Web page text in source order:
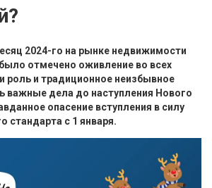
2024-го на рынке недвижимости
отмечено оживление во всех
роль и традиционное неизбывное
важные дела до наступления Нового
опасение вступления в силу
стандарта с 1 января.